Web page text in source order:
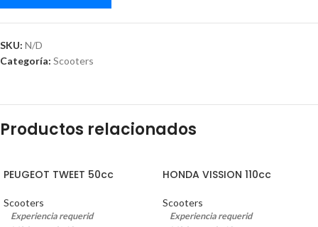
SKU: N/D
Categoría: Scooters
Productos relacionados
PEUGEOT TWEET 50cc
Scooters
Experiencia requerid
HONDA VISSION 110cc
Scooters
Experiencia requerid